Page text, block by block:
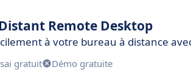
Remote Desktop
à votre bureau à distance
gratuit Démo gratuite